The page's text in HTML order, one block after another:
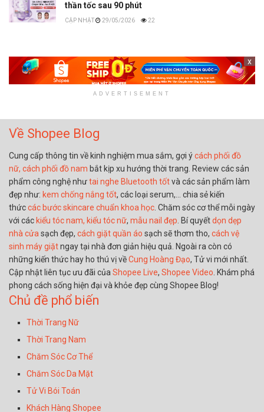
thần tốc sau 90 phút
29/05/2026 22
x
ADVERTISEMENT
Về Shopee Blog
Cung cấp thông tin về kinh nghiệm mua sắm, gợi ýcách phối đồ
nữ, cách phối đồ nam bắt kịp xu hướng thời trang. Review các sản
phẩm công nghệ nhưtai nghe Bluetooth tốtvà các sản phẩm làm
đẹp như: kem chống nắng tốt, các loại serum,… chia sẻ kiến
thứccác bước skincare chuẩn khoa học . Chăm sóc cơ thể mỗi ngày
với các kiểu tóc nam, kiểu tóc nữ, mẫu nail đẹp . Bí quyếtdọn dẹp
nhà cửa sạch đẹp, cách giặt quần áo sạch sẽ thơm tho, cách vệ
sinh máy giặtngay tại nhà đơn giản hiệu quả. Ngoài ra còn có
những kiến thức hay ho thú vị vềCung Hoàng Đạo, Tử vi mới nhất.
Cập nhật liên tục ưu đãi của Shopee Live, Shopee Video . Khám phá
phong cách sống hiện đại và khỏe đẹp cùng Shopee Blog!
Chủ đề phổ biến
Thời Trang Nữ
Thời Trang Nam
Chăm Sóc Cơ Thể
Chăm Sóc Da Mặt
Tử Vi Bói Toán
Khách Hàng Shopee